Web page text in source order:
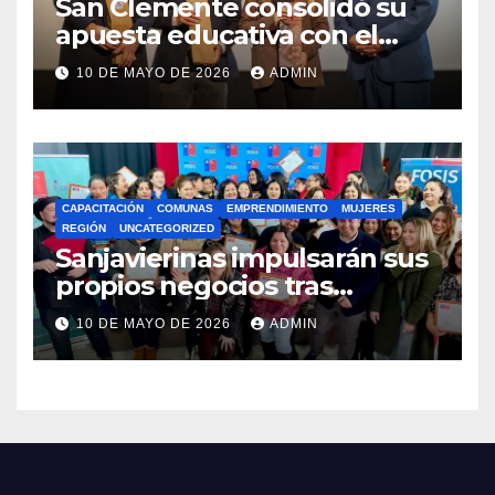
San Clemente consolidó su
apuesta educativa con el
lanzamiento del
Preuniversitario Brotes 2026
10 DE MAYO DE 2026 ADMIN
CAPACITACIÓN COMUNAS EMPRENDIMIENTO
MUJERES
REGIÓN
UNCATEGORIZED
Sanjavierinas impulsarán sus
propios negocios tras
capacitarse junto al FOSIS
10 DE MAYO DE 2026 ADMIN